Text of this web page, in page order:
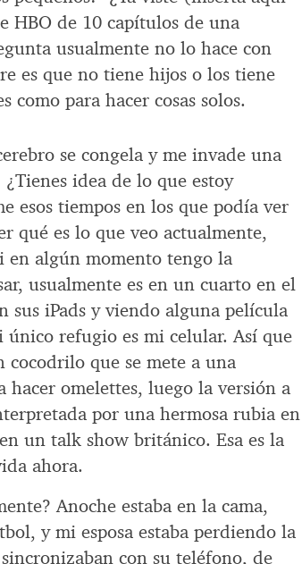
HBO de 10 capítulos de una
usualmente no lo hace con
es que no tiene hijos o los tiene
como para hacer cosas solos.
se congela y me invade una
idea de lo que estoy
esos tiempos en los que podía ver
qué es lo que veo actualmente,
en algún momento tengo la
usualmente es en un cuarto en el
sus iPads y viendo alguna película
refugio es mi celular. Así que
que se mete a una
omelettes, luego la versión a
por una hermosa rubia en
un talk show británico. Esa es la
ahora.
Anoche estaba en la cama,
y mi esposa estaba perdiendo la
con su teléfono, de